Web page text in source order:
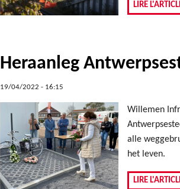
LIRE
Heraanleg
19/04/2022 - 16:15
Willemen
alle
het leven.
LIRE